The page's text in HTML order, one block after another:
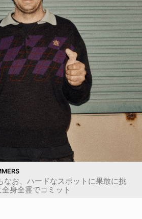
なお、ハードなスポットに果敢に挑
身全霊でコミット